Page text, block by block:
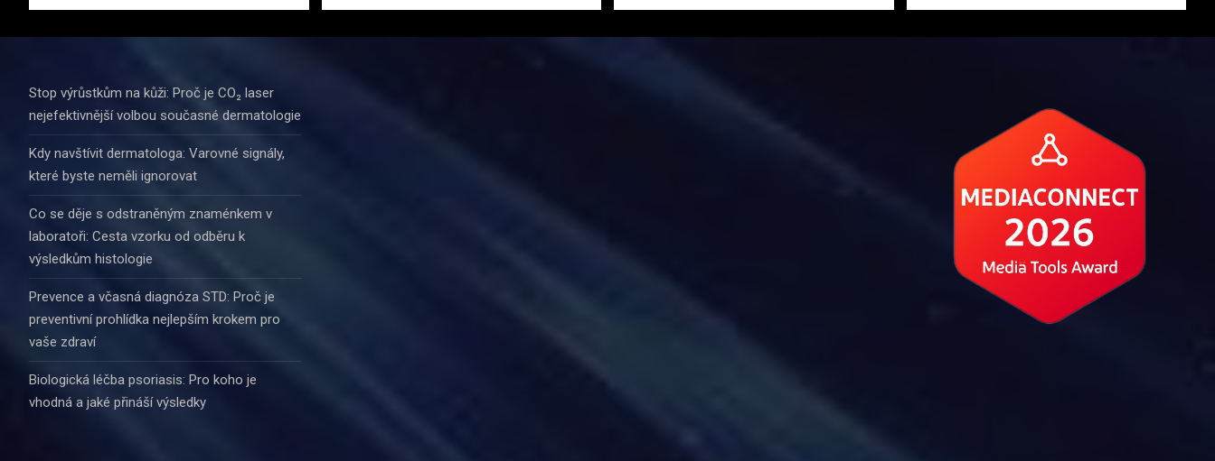
Stop výrůstkům na kůži: Proč je CO₂ laser
nejefektivnější volbou současné dermatologie
Kdy navštívit dermatologa: Varovné signály,
které byste neměli ignorovat
Co se děje s odstraněným znaménkem v
laboratoři: Cesta vzorku od odběru k
výsledkům histologie
Prevence a včasná diagnóza STD: Proč je
preventivní prohlídka nejlepším krokem pro
vaše zdraví
Biologická léčba psoriasis: Pro koho je
vhodná a jaké přináší výsledky